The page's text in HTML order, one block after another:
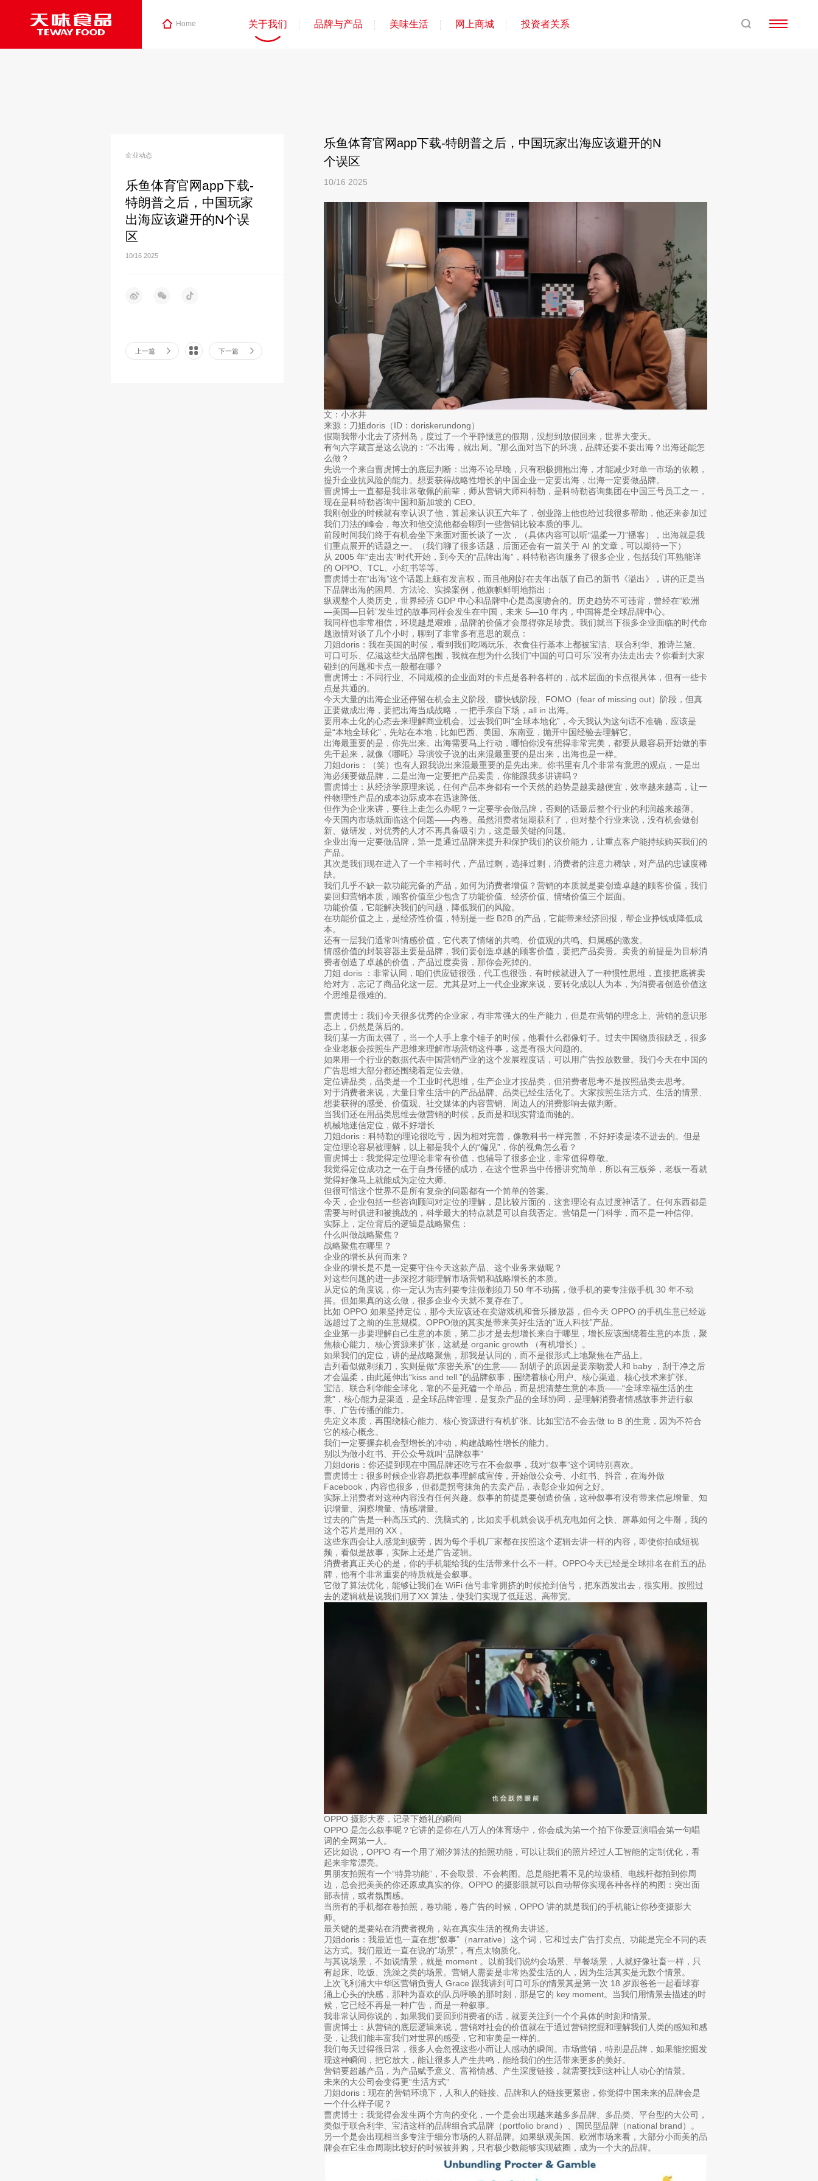
Home 关于我们 品牌与产品 美味生活 网上商城 投资者关系
企业动态
乐鱼体育官网app下载-
特朗普之后，中国玩家
出海应该避开的N个误
区
10/16 2025
上一篇 下一篇
乐鱼体育官网app下载-特朗普之后，中国玩家出海应该避开的N
个误区
10/16 2025
文：小水井
来源：刀姐doris（ID：doriskerundong）
假期我带小北去了济州岛，度过了一个平静惬意的假期，没想到放假回来，世界大变天。
有句六字箴言是这么说的：“不出海，就出局。”那么面对当下的环境，品牌还要不要出海？出海还能怎
么做？
先说一个来自曹虎博士的底层判断：出海不论早晚，只有积极拥抱出海，才能减少对单一市场的依赖，
提升企业抗风险的能力。想要获得战略性增长的中国企业一定要出海，出海一定要做品牌。
曹虎博士一直都是我非常敬佩的前辈，师从营销大师科特勒，是科特勒咨询集团在中国三号员工之一，
现在是科特勒咨询中国和新加坡的 CEO。
我刚创业的时候就有幸认识了他，算起来认识五六年了，创业路上他也给过我很多帮助，他还来参加过
我们刀法的峰会，每次和他交流他都会聊到一些营销比较本质的事儿。
前段时间我们终于有机会坐下来面对面长谈了一次，（具体内容可以听“温柔一刀”播客），出海就是我
们重点展开的话题之一。（我们聊了很多话题，后面还会有一篇关于 AI 的文章，可以期待一下）
从 2005 年“走出去”时代开始，到今天的“品牌出海”，科特勒咨询服务了很多企业，包括我们耳熟能详
的 OPPO、TCL、小红书等等。
曹虎博士在“出海”这个话题上颇有发言权，而且他刚好在去年出版了自己的新书《溢出》，讲的正是当
下品牌出海的困局、方法论、实操案例，他旗帜鲜明地指出：
纵观整个人类历史，世界经济 GDP 中心和品牌中心是高度吻合的。历史趋势不可违背，曾经在“欧洲
—美国—日韩”发生过的故事同样会发生在中国，未来 5—10 年内，中国将是全球品牌中心。
我同样也非常相信，环境越是艰难，品牌的价值才会显得弥足珍贵。我们就当下很多企业面临的时代命
题激情对谈了几个小时，聊到了非常多有意思的观点：
刀姐doris：我在美国的时候，看到我们吃喝玩乐、衣食住行基本上都被宝洁、联合利华、雅诗兰黛、
可口可乐、亿滋这些大品牌包围，我就在想为什么我们“中国的可口可乐”没有办法走出去？你看到大家
碰到的问题和卡点一般都在哪？
曹虎博士：不同行业、不同规模的企业面对的卡点是各种各样的，战术层面的卡点很具体，但有一些卡
点是共通的。
今天大量的出海企业还停留在机会主义阶段、赚快钱阶段、FOMO（fear of missing out）阶段，但真
正要做成出海，要把出海当成战略，一把手亲自下场，all in 出海。
要用本土化的心态去来理解商业机会。过去我们叫“全球本地化”，今天我认为这句话不准确，应该是
是“本地全球化”，先站在本地，比如巴西、美国、东南亚，抛开中国经验去理解它。
出海最重要的是，你先出来。出海需要马上行动，哪怕你没有想得非常完美，都要从最容易开始做的事
先干起来，就像《哪吒》导演饺子说的出来混最重要的是出来，出海也是一样。
刀姐doris：（笑）也有人跟我说出来混最重要的是先出来。你书里有几个非常有意思的观点，一是出
海必须要做品牌，二是出海一定要把产品卖贵，你能跟我多讲讲吗？
曹虎博士：从经济学原理来说，任何产品本身都有一个天然的趋势是越卖越便宜，效率越来越高，让一
件物理性产品的成本边际成本在迅速降低。
但作为企业来讲，要往上走怎么办呢？一定要学会做品牌，否则的话最后整个行业的利润越来越薄。
今天国内市场就面临这个问题——内卷。虽然消费者短期获利了，但对整个行业来说，没有机会做创
新、做研发，对优秀的人才不再具备吸引力，这是最关键的问题。
企业出海一定要做品牌，第一是通过品牌来提升和保护我们的议价能力，让重点客户能持续购买我们的
产品。
其次是我们现在进入了一个丰裕时代，产品过剩，选择过剩，消费者的注意力稀缺，对产品的忠诚度稀
缺。
我们几乎不缺一款功能完备的产品，如何为消费者增值？营销的本质就是要创造卓越的顾客价值，我们
要回归营销本质，顾客价值至少包含了功能价值、经济价值、情绪价值三个层面。
功能价值，它能解决我们的问题，降低我们的风险。
在功能价值之上，是经济性价值，特别是一些 B2B 的产品，它能带来经济回报，帮企业挣钱或降低成
本。
还有一层我们通常叫情感价值，它代表了情绪的共鸣、价值观的共鸣、归属感的激发。
情感价值的封装容器主要是品牌，我们要创造卓越的顾客价值，要把产品卖贵。卖贵的前提是为目标消
费者创造了卓越的价值，产品过度卖贵，那你会死掉的。
刀姐 doris ：非常认同，咱们供应链很强，代工也很强，有时候就进入了一种惯性思维，直接把底裤卖
给对方，忘记了商品化这一层。尤其是对上一代企业家来说，要转化成以人为本，为消费者创造价值这
个思维是很难的。
曹虎博士：我们今天很多优秀的企业家，有非常强大的生产能力，但是在营销的理念上、营销的意识形
态上，仍然是落后的。
我们某一方面太强了，当一个人手上拿个锤子的时候，他看什么都像钉子。过去中国物质很缺乏，很多
企业老板会按照生产思维来理解市场营销这件事，这是有很大问题的。
如果用一个行业的数据代表中国营销产业的这个发展程度话，可以用广告投放数量。我们今天在中国的
广告思维大部分都还围绕着定位去做。
定位讲品类，品类是一个工业时代思维，生产企业才按品类，但消费者思考不是按照品类去思考。
对于消费者来说，大量日常生活中的产品品牌、品类已经生活化了。大家按照生活方式、生活的情景、
想要获得的感受、价值观、社交媒体的内容营销、周边人的消费影响去做判断。
当我们还在用品类思维去做营销的时候，反而是和现实背道而驰的。
机械地迷信定位，做不好增长
刀姐doris：科特勒的理论很吃亏，因为相对完善，像教科书一样完善，不好好读是读不进去的。但是
定位理论容易被理解，以上都是我个人的“偏见”，你的视角怎么看？
曹虎博士：我觉得定位理论非常有价值，也辅导了很多企业，非常值得尊敬。
我觉得定位成功之一在于自身传播的成功，在这个世界当中传播讲究简单，所以有三板斧，老板一看就
觉得好像马上就能成为定位大师。
但很可惜这个世界不是所有复杂的问题都有一个简单的答案。
今天，企业包括一些咨询顾问对定位的理解，是比较片面的，这套理论有点过度神话了。任何东西都是
需要与时俱进和被挑战的，科学最大的特点就是可以自我否定。营销是一门科学，而不是一种信仰。
实际上，定位背后的逻辑是战略聚焦：
什么叫做战略聚焦？
战略聚焦在哪里？
企业的增长从何而来？
企业的增长是不是一定要守住今天这款产品、这个业务来做呢？
对这些问题的进一步深挖才能理解市场营销和战略增长的本质。
从定位的角度说，你一定认为吉列要专注做剃须刀 50 年不动摇，做手机的要专注做手机 30 年不动
摇。但如果真的这么做，很多企业今天就不复存在了。
比如 OPPO 如果坚持定位，那今天应该还在卖游戏机和音乐播放器，但今天 OPPO 的手机生意已经远
远超过了之前的生意规模。OPPO做的其实是带来美好生活的“近人科技”产品。
企业第一步要理解自己生意的本质，第二步才是去想增长来自于哪里，增长应该围绕着生意的本质，聚
焦核心能力、核心资源来扩张，这就是 organic growth （有机增长）。
如果我们的定位，讲的是战略聚焦，那我是认同的，而不是很形式上地聚焦在产品上。
吉列看似做剃须刀，实则是做“亲密关系”的生意—— 刮胡子的原因是要亲吻爱人和 baby ，刮干净之后
才会温柔，由此延伸出“kiss and tell ”的品牌叙事，围绕着核心用户、核心渠道、核心技术来扩张。
宝洁、联合利华能全球化，靠的不是死磕一个单品，而是想清楚生意的本质——“全球幸福生活的生
意”，核心能力是渠道，是全球品牌管理，是复杂产品的全球协同，是理解消费者情感故事并进行叙
事、广告传播的能力。
先定义本质，再围绕核心能力、核心资源进行有机扩张。比如宝洁不会去做 to B 的生意，因为不符合
它的核心概念。
我们一定要摒弃机会型增长的冲动，构建战略性增长的能力。
别以为做小红书、开公众号就叫“品牌叙事”
刀姐doris：你还提到现在中国品牌还吃亏在不会叙事，我对“叙事”这个词特别喜欢。
曹虎博士：很多时候企业容易把叙事理解成宣传，开始做公众号、小红书、抖音，在海外做
Facebook，内容也很多，但都是拐弯抹角的去卖产品，表彰企业如何之好。
实际上消费者对这种内容没有任何兴趣。叙事的前提是要创造价值，这种叙事有没有带来信息增量、知
识增量、洞察增量、情感增量。
过去的广告是一种高压式的、洗脑式的，比如卖手机就会说手机充电如何之快、屏幕如何之牛掰，我的
这个芯片是用的 XX 。
这些东西会让人感觉到疲劳，因为每个手机厂家都在按照这个逻辑去讲一样的内容，即使你拍成短视
频，看似是故事，实际上还是广告逻辑。
消费者真正关心的是，你的手机能给我的生活带来什么不一样。OPPO今天已经是全球排名在前五的品
牌，他有个非常重要的特质就是会叙事。
它做了算法优化，能够让我们在 WiFi 信号非常拥挤的时候抢到信号，把东西发出去，很实用。按照过
去的逻辑就是说我们用了XX 算法，使我们实现了低延迟、高带宽。
OPPO 摄影大赛，记录下婚礼的瞬间
OPPO 是怎么叙事呢？它讲的是你在八万人的体育场中，你会成为第一个拍下你爱豆演唱会第一句唱
词的全网第一人。
还比如说，OPPO 有一个用了潮汐算法的拍照功能，可以让我们的照片经过人工智能的定制优化，看
起来非常漂亮。
男朋友拍照有一个“特异功能”，不会取景、不会构图。总是能把看不见的垃圾桶、电线杆都拍到你周
边，总会把美美的你还原成真实的你。OPPO 的摄影眼就可以自动帮你实现各种各样的构图：突出面
部表情，或者氛围感。
当所有的手机都在卷拍照，卷功能，卷广告的时候，OPPO 讲的就是我们的手机能让你秒变摄影大
师。
最关键的是要站在消费者视角，站在真实生活的视角去讲述。
刀姐doris：我最近也一直在想“叙事”（narrative）这个词，它和过去广告打卖点、功能是完全不同的表
达方式。我们最近一直在说的“场景”，有点太物质化。
与其说场景，不如说情景，就是 moment 。以前我们说约会场景、早餐场景，人就好像社畜一样，只
有起床、吃饭、洗澡之类的场景。营销人需要是非常热爱生活的人，因为生活其实是无数个情景。
上次飞利浦大中华区营销负责人 Grace 跟我讲到可口可乐的情景其是第一次 18 岁跟爸爸一起看球赛
涌上心头的快感，那种为喜欢的队员呼唤的那时刻，那是它的 key moment。当我们用情景去描述的时
候，它已经不再是一种广告，而是一种叙事。
我非常认同你说的，如果我们要回到消费者的话，就要关注到一个个具体的时刻和情景。
曹虎博士：从营销的底层逻辑来说，营销对社会的价值就在于通过营销挖掘和理解我们人类的感知和感
受，让我们能丰富我们对世界的感受，它和审美是一样的。
我们每天过得很日常，很多人会忽视这些小而让人感动的瞬间。市场营销，特别是品牌，如果能挖掘发
现这种瞬间，把它放大，能让很多人产生共鸣，能给我们的生活带来更多的美好。
营销要超越产品，为产品赋予意义、富裕情感、产生深度链接，就需要找到这种让人动心的情景。
未来的大公司会变得更“生活方式”
刀姐doris：现在的营销环境下，人和人的链接、品牌和人的链接更紧密，你觉得中国未来的品牌会是
一个什么样子呢？
曹虎博士：我觉得会发生两个方向的变化，一个是会出现越来越多多品牌、多品类、平台型的大公司，
类似于联合利华、宝洁这样的品牌组合式品牌（portfolio brand）、国民型品牌（national brand）。
另一个是会出现相当多专注于细分市场的人群品牌。如果纵观美国、欧洲市场来看，大部分小而美的品
牌会在它生命周期比较好的时候被并购，只有极少数能够实现破圈，成为一个大的品牌。